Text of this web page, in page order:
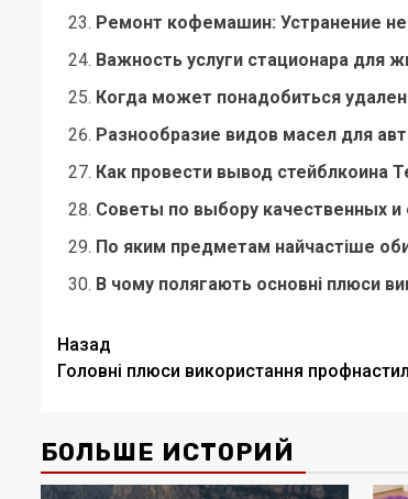
Ремонт кофемашин: Устранение
Важность услуги стационара для
Когда может понадобиться
Разнообразие видов масел для
Как провести вывод стейблкоина
Советы по выбору качественных и
По яким предметам найчастіше
В чому полягають основні плюси
Навигация
записи
Назад
Головні плюси використання
БОЛЬШЕ ИСТОРИЙ